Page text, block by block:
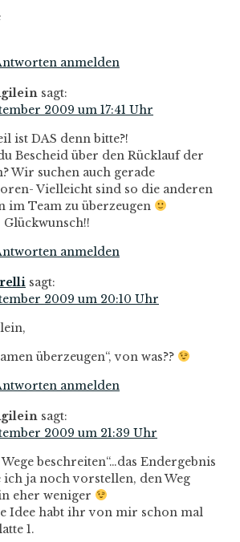
anmelden
sagt:
2009 um 17:41 Uhr
ist DAS denn bitte?!
Bescheid über den Rücklauf der
Wir suchen auch gerade
Vielleicht sind so die anderen
im Team zu überzeugen
Glückwunsch!!
anmelden
sagt:
2009 um 20:10 Uhr
überzeugen“, von was??
anmelden
sagt:
2009 um 21:39 Uhr
Wege beschreiten“…das Endergebnis
ich ja noch vorstellen, den Weg
eher weniger
Idee habt ihr von mir schon mal
1.